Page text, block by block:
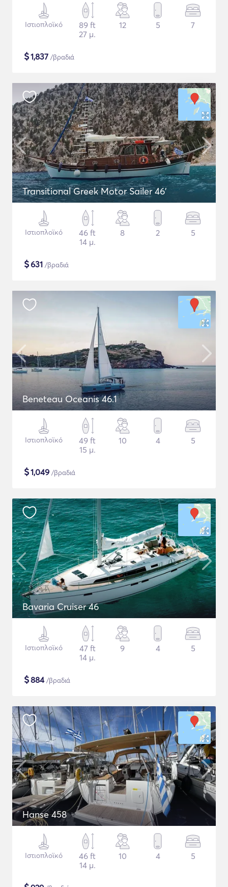
Ιστιοπλοϊκό
89 ft
27 μ.
12 5 7
$1,837 /βραδιά
Transitional Greek Motor Sailer 46'
Ιστιοπλοϊκό
46 ft
14 μ.
8 2 5
$631 /βραδιά
Beneteau Oceanis 46.1
Ιστιοπλοϊκό
49 ft
15 μ.
10 4 5
$1,049 /βραδιά
Bavaria Cruiser 46
Ιστιοπλοϊκό
47 ft
14 μ.
9 4 5
$884/βραδιά
Hanse 458
Ιστιοπλοϊκό
46 ft
14 μ.
10 4 5